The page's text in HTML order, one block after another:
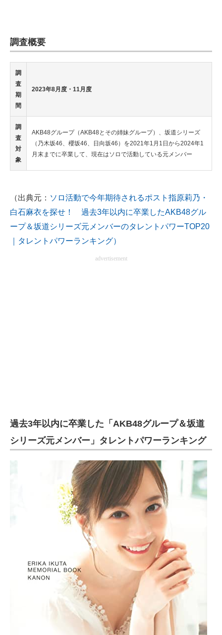
調査概要
調
査
期
間
2023年8月度・11月度
調
査
対
象
AKB48グループ（AKB48とその姉妹グループ）、坂道シリーズ
（乃木坂46、櫻坂46、日向坂46）を2021年1月1日から2024年1
月末までに卒業して、現在はソロで活動している元メンバー
（出典元： ソロ活動で今年期待されるポスト指原莉乃・
白石麻衣を探せ！ 過去3年以内に卒業したAKB48グル
ープ＆坂道シリーズ元メンバーのタレントパワーTOP20
｜タレントパワーランキング）
advertisement
過去3年以内に卒業した「AKB48グループ＆坂道
シリーズ元メンバー」タレントパワーランキング